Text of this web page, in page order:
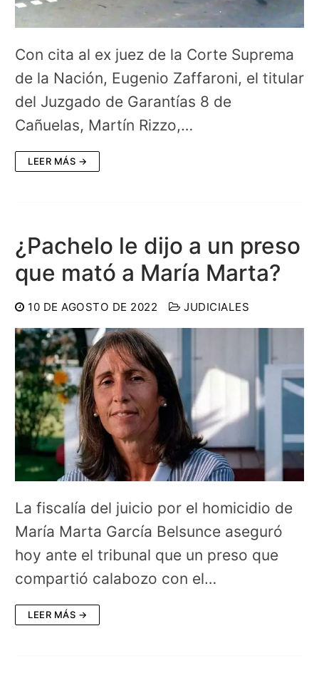
Con cita al ex juez de la Corte Suprema
de la Nación, Eugenio Zaffaroni, el titular
del Juzgado de Garantías 8 de
Cañuelas, Martín Rizzo,…
LEER MÁS →
¿Pachelo le dijo a un preso
que mató a María Marta?
10 DE AGOSTO DE 2022 JUDICIALES
La fiscalía del juicio por el homicidio de
María Marta García Belsunce aseguró
hoy ante el tribunal que un preso que
compartió calabozo con el…
LEER MÁS →